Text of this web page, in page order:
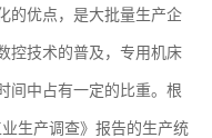
的优点，是大批量生产企
控技术的普及，专用机床
间中占有一定的比重。根
生产调查》报告的生产统